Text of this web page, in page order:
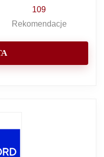
109
Rekomendacje